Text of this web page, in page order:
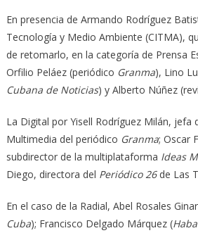
En presencia de Armando Rodríguez
Tecnología y Medio Ambiente (CITMA),
de retomarlo, en la categoría de Prensa
Orfilio Peláez (periódico Granma), Lino
Cubana de Noticias) y Alberto Núñez
La Digital por Yisell Rodríguez Milán, jefa
Multimedia del periódico Granma; Oscar
subdirector de la multiplataforma Ideas
Diego, directora del Periódico 26de Las
En el caso de la Radial, Abel Rosales
Cuba); Francisco Delgado Márquez (